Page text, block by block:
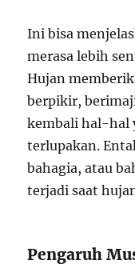
Ini bisa
merasa lebih
Hujan
berpikir,
kembali hal-hal
terlupakan.
bahagia, atau
terjadi saat
Pengaruh